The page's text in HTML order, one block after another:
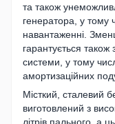
та також
генератора, у тому
навантаженні.
гарантується також
системи, у тому
амортизаційних
Місткий, сталевий
виготовлений з